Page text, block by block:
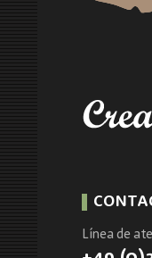
Línea de